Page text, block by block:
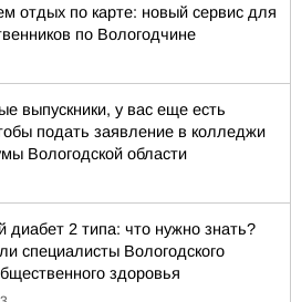
отдых по карте: новый сервис для
по Вологодчине
выпускники, у вас еще есть
подать заявление в колледжи
Вологодской области
диабет 2 типа: что нужно знать?
специалисты Вологодского
здоровья